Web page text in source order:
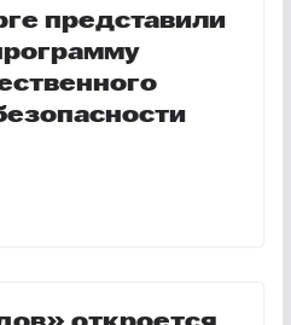
представили